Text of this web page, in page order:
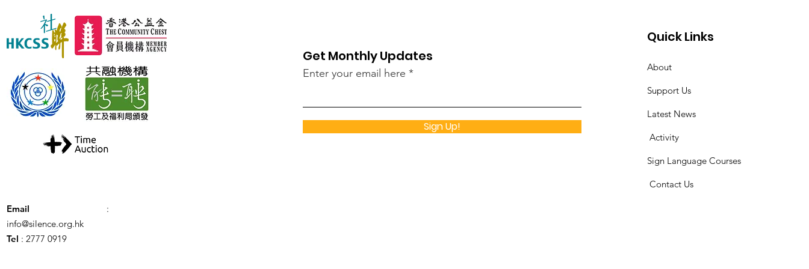
Email :
info@silence.org.hk
Tel : 2777 0919
Get Monthly Updates
Enter your email here
Sign Up!
Quick Links
About
Support Us
Latest News
​Activity
Sign Language Courses
​ Contact Us